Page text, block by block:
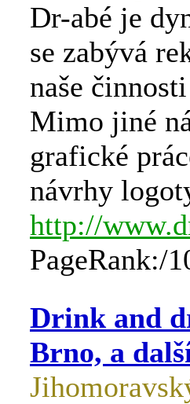
Dr-abé je
se zabývá
naše
Mimo jiné
grafické
návrhy
http://
PageRank:/
Drink and
Brno, a